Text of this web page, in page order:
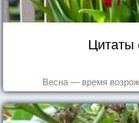
Цитаты
Весна — время